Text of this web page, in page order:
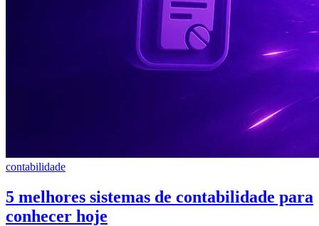
contabilidade
5 melhores sistemas de contabilidade para
conhecer hoje